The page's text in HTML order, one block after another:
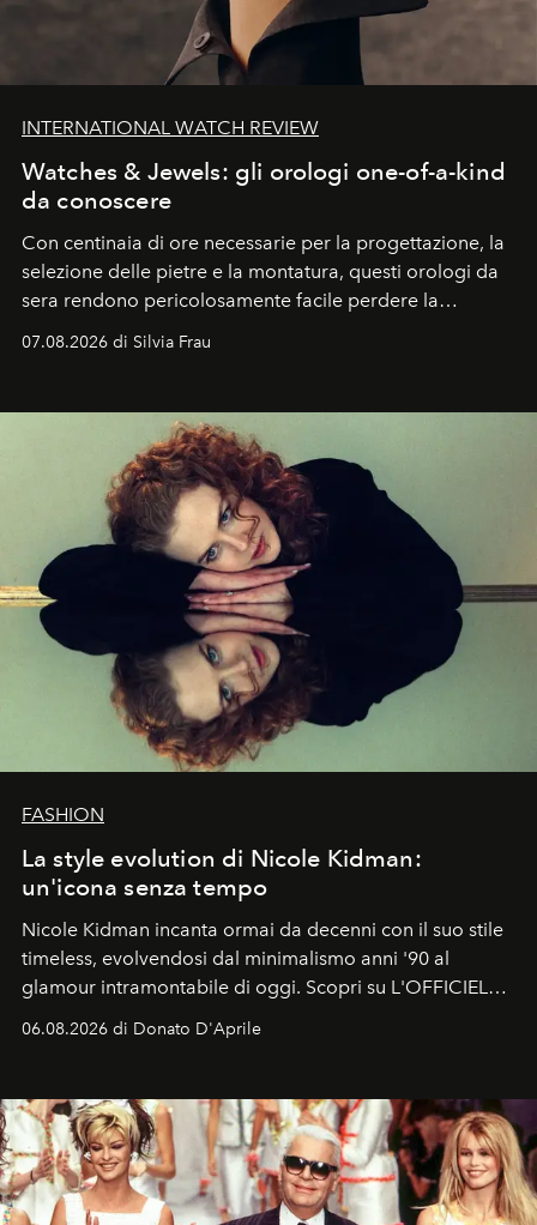
INTERNATIONAL WATCH REVIEW
Watches & Jewels: gli orologi one-of-a-kind
da conoscere
Con centinaia di ore necessarie per la progettazione, la
selezione delle pietre e la montatura, questi orologi da
sera rendono pericolosamente facile perdere la
cognizione del tempo. Ma con quadranti così
07.08.2026 di Silvia Frau
FASHION
La style evolution di Nicole Kidman:
un'icona senza tempo
Nicole Kidman incanta ormai da decenni con il suo stile
timeless, evolvendosi dal minimalismo anni '90 al
glamour intramontabile di oggi. Scopri su L'OFFICIEL
Italia la sua style evolution.
06.08.2026 di Donato D'Aprile